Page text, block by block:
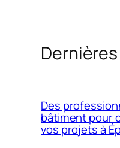
Des
bâtiment pour
vos projets à